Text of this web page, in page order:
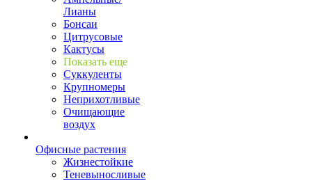
Лианы
Бонсаи
Цитрусовые
Кактусы
Показать еще
Суккуленты
Крупномеры
Неприхотливые
Очищающие
воздух
Офисные растения
Жизнестойкие
Теневыносливые